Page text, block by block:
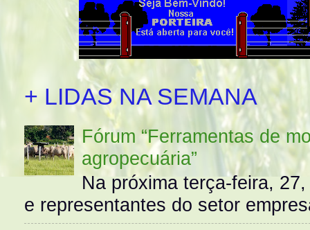
+ LIDAS NA SEMANA
Fórum “Ferramentas de
agropecuária”
Na próxima terça-feira,
e representantes do setor